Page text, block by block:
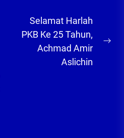
Selamat Harlah
PKB Ke 25 Tahun,
Achmad Amir
Aslichin